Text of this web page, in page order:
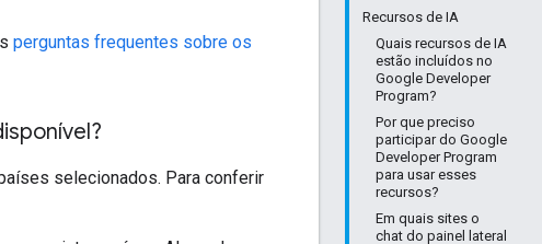
Recursos de IA
Quais recursos de IA
estão incluídos no
Google Developer
Program?
Por que preciso
participar do Google
Developer Program
para usar esses
recursos?
Em quais sites o
chat do painel lateral
perguntas frequentes sobre os
selecionados. Para conferir